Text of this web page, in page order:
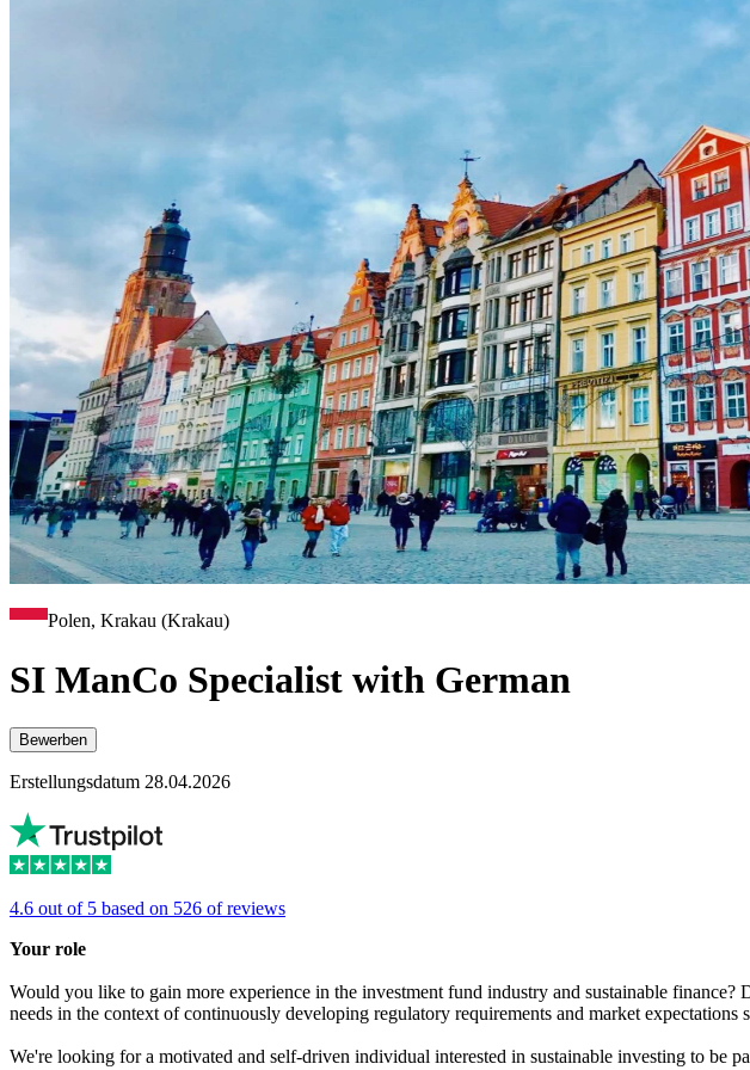
Polen, Krakau (Krakau)
SI ManCo Specialist with German
Bewerben
Erstellungsdatum 28.04.2026
4.6 out of 5 based on 526 of reviews
Your role
Would you like to gain more experience in the investment fund industry and sustainable
needs in the context of continuously developing regulatory requirements and market expectations
We're looking for a motivated and self-driven individual interested in sustainable investing to be